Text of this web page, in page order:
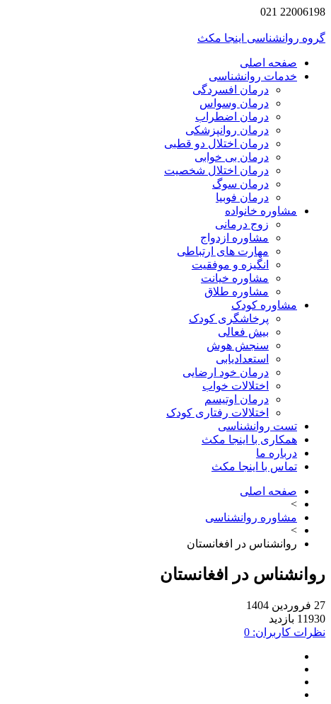
22006198 021
گروه روانشناسی اینجا مکث
صفحه اصلی
خدمات روانشناسی
درمان افسردگی
درمان وسواس
درمان اضطراب
درمان روانپزشکی
درمان اختلال دو قطبی
درمان بی خوابی
درمان اختلال شخصیت
درمان سوگ
درمان فوبیا
مشاوره خانواده
زوج درمانی
مشاوره ازدواج
مهارت های ارتباطی
انگیزه و موفقیت
مشاوره خیانت
مشاوره طلاق
مشاوره کودک
پرخاشگری کودک
بیش فعالی
سنجش هوش
استعدادیابی
درمان خود ارضایی
اختلالات خواب
درمان اوتیسم
اختلالات رفتاری کودک
تست روانشناسی
همکاری با اینجا مکث
درباره ما
تماس با اینجا مکث
صفحه اصلی
>
مشاوره روانشناسی
>
روانشناس در افغانستان
روانشناس در افغانستان
27 فروردین 1404
11930 بازدید
نظرات کاربران: 0